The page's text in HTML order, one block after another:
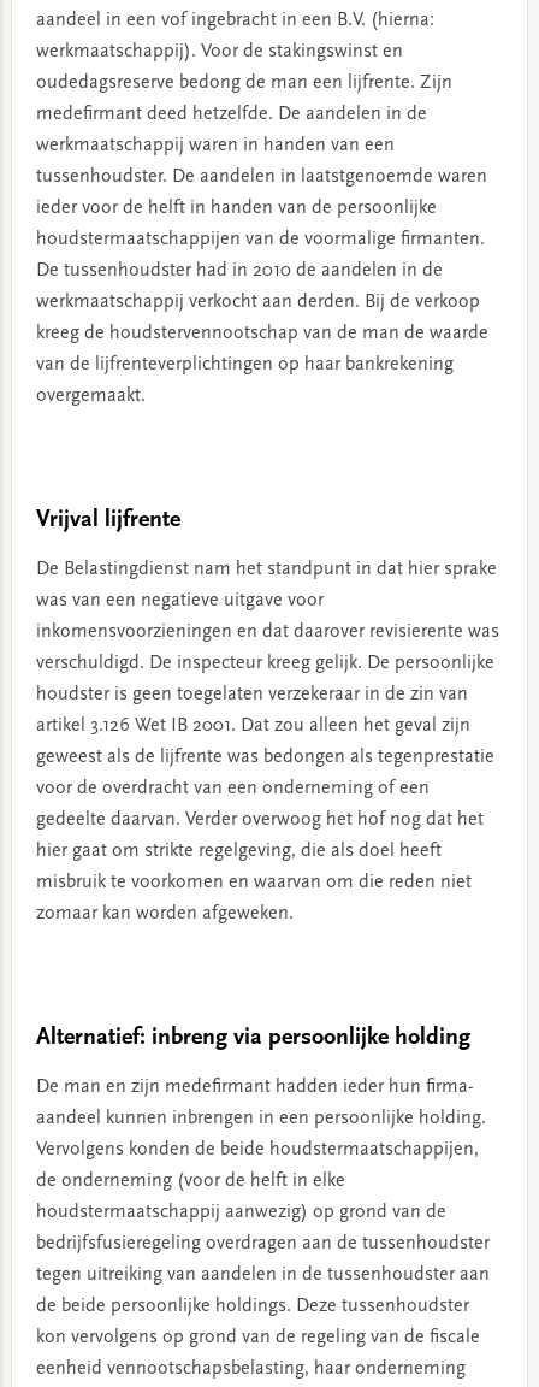
aandeel in een vof ingebracht in een B.V. (hierna:
werkmaatschappij). Voor de stakingswinst en
oudedagsreserve bedong de man een lijfrente. Zijn
medefirmant deed hetzelfde. De aandelen in de
werkmaatschappij waren in handen van een
tussenhoudster. De aandelen in laatstgenoemde waren
ieder voor de helft in handen van de persoonlijke
houdstermaatschappijen van de voormalige firmanten.
De tussenhoudster had in 2010 de aandelen in de
werkmaatschappij verkocht aan derden. Bij de verkoop
kreeg de houdstervennootschap van de man de waarde
van de lijfrenteverplichtingen op haar bankrekening
overgemaakt.
Vrijval lijfrente
De Belastingdienst nam het standpunt in dat hier sprake
was van een negatieve uitgave voor
inkomensvoorzieningen en dat daarover revisierente was
verschuldigd. De inspecteur kreeg gelijk. De persoonlijke
houdster is geen toegelaten verzekeraar in de zin van
artikel 3.126 Wet IB 2001. Dat zou alleen het geval zijn
geweest als de lijfrente was bedongen als tegenprestatie
voor de overdracht van een onderneming of een
gedeelte daarvan. Verder overwoog het hof nog dat het
hier gaat om strikte regelgeving, die als doel heeft
misbruik te voorkomen en waarvan om die reden niet
zomaar kan worden afgeweken.
Alternatief: inbreng via persoonlijke holding
De man en zijn medefirmant hadden ieder hun firma-
aandeel kunnen inbrengen in een persoonlijke holding.
Vervolgens konden de beide houdstermaatschappijen,
de onderneming (voor de helft in elke
houdstermaatschappij aanwezig) op grond van de
bedrijfsfusieregeling overdragen aan de tussenhoudster
tegen uitreiking van aandelen in de tussenhoudster aan
de beide persoonlijke holdings. Deze tussenhoudster
kon vervolgens op grond van de regeling van de fiscale
eenheid vennootschapsbelasting, haar onderneming